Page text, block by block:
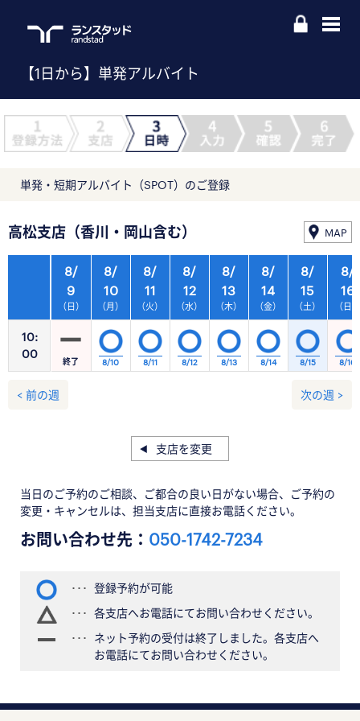
【1日から】単発アルバイト
単発・短期アルバイト（SPOT）のご登録
高松支店（香川・岡山含む） MAP
10:
00
8/
9
（日）
8/
10
（月）
8/
11
（火）
8/
12
（水）
8/
13
（木）
8/
14
（金）
8/
15
（土）
終了 8/10 8/11 8/12 8/13 8/14 8/15
8/
16
（日）
8/16
< 前の週 次の週 >
支店を変更
当日のご予約のご相談、ご都合の良い日がない場合、ご予約の
変更・キャンセルは、担当支店に直接お電話ください。
お問い合わせ先： 050-1742-7234
登録予約が可能
各支店へお電話にてお問い合わせください。
ネット予約の受付は終了しました。各支店へ
お電話にてお問い合わせください。